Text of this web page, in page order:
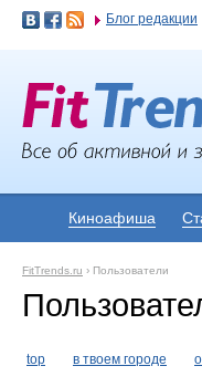
Блог редакции
Киноафиша
FitTrends.ru › Пользователи
top в твоем городе